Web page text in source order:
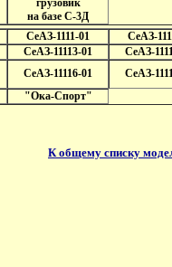
грузовик
на базе С-3Д
СеАЗ-1111-01
СеАЗ-
СеАЗ-11113-01
СеАЗ-
СеАЗ-11116-01
СеАЗ-
"Ока-Спорт"
К общему списку